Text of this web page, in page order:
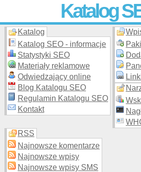
Katalog
Skuteczna i promocja stron
moderowanego katalogu
Katalog
Katalog SEO - informacje
Statystyki SEO
Materiały reklamowe
Odwiedzający online
Blog Katalogu SEO
Regulamin Katalogu SEO
Kontakt
RSS
Najnowsze komentarze
Najnowsze wpisy
Najnowsze wpisy SMS